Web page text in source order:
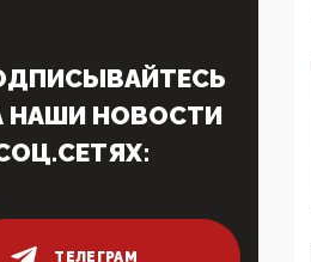
НАШИ НОВОСТИ
ТЕЛЕГРАМ